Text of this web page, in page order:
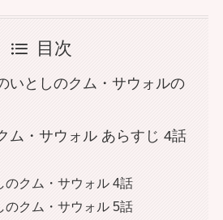
目次
いとしのクム・サウォルの
ム・サウォル あらすじ 4話
クム・サウォル 4話
クム・サウォル 5話